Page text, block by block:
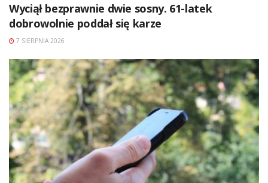
Wyciął bezprawnie dwie sosny. 61-latek
dobrowolnie poddał się karze
7 SIERPNIA 2026